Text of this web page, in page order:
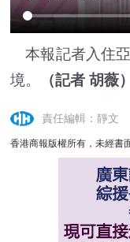
本報記者入住
境。
（記者 胡薇）
責任編輯：靜文
香港商報版權所有，未經書